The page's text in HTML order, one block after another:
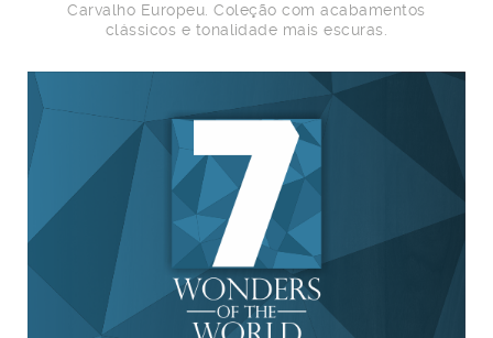
Carvalho Europeu. Coleção com acabamentos
clássicos e tonalidade mais escuras.